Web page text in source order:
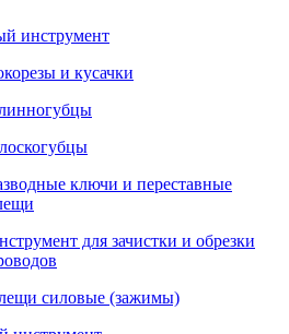
инструмент
и кусачки
ключи и переставные
для зачистки и обрезки
силовые (зажимы)